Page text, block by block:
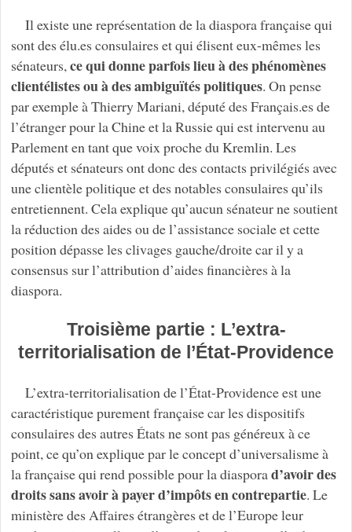
Il existe une représentation de la diaspora française qui
sont des élu.es consulaires et qui élisent eux-mêmes les
sénateurs, ce qui donne parfois lieu à des phénomènes
clientélistes ou à des ambiguïtés politiques. On pense
par exemple à Thierry Mariani, député des Français.es de
l’étranger pour la Chine et la Russie qui est intervenu au
Parlement en tant que voix proche du Kremlin. Les
députés et sénateurs ont donc des contacts privilégiés avec
une clientèle politique et des notables consulaires qu’ils
entretiennent. Cela explique qu’aucun sénateur ne soutient
la réduction des aides ou de l’assistance sociale et cette
position dépasse les clivages gauche/droite car il y a
consensus sur l’attribution d’aides financières à la
diaspora.
Troisième partie : L’extra-
territorialisation de l’État-Providence
L’extra-territorialisation de l’État-Providence est une
caractéristique purement française car les dispositifs
consulaires des autres États ne sont pas généreux à ce
point, ce qu’on explique par le concept d’universalisme à
la française qui rend possible pour la diasporad’avoir des
droits sans avoir à payer d’impôts en contrepartie. Le
ministère des Affaires étrangères et de l’Europe leur